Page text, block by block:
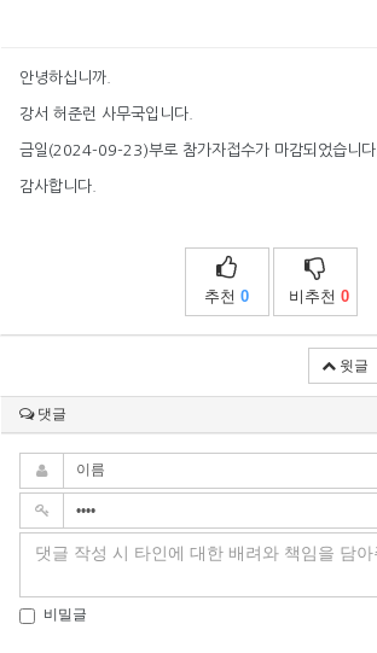
안녕하십니까.
강서 허준런 사무국입니다.
금일(2024-09-23)부로 참가자접수가 마감되었습니다.
감사합니다.
추천 0 비추천 0
윗글
댓글
비밀글